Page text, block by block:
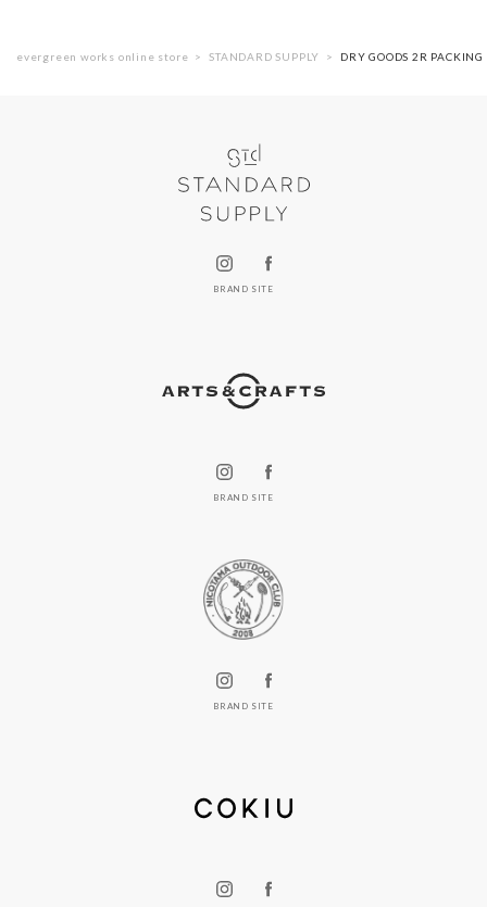
evergreen works online store STANDARD SUPPLY DRY GOODS 2R
BRAND SITE
BRAND SITE
BRAND SITE